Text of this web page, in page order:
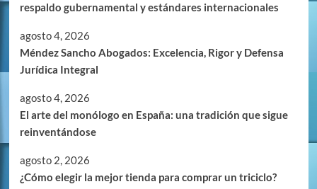
respaldo gubernamental y estándares internacionales
agosto 4, 2026
Méndez Sancho Abogados: Excelencia, Rigor y Defensa
Jurídica Integral
agosto 4, 2026
El arte del monólogo en España: una tradición que sigue
reinventándose
agosto 2, 2026
¿Cómo elegir la mejor tienda para comprar un triciclo?